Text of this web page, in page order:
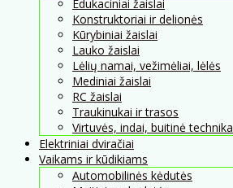
Edukaciniai žaislai
Konstruktoriai ir delionės
Kūrybiniai žaislai
Lauko žaislai
Lėlių namai, vežimėliai, lėlės
Mediniai žaislai
RC žaislai
Traukinukai ir trasos
Virtuvės, indai, buitinė technika
Elektriniai dviračiai
Vaikams ir kūdikiams
Automobilinės kėdutės